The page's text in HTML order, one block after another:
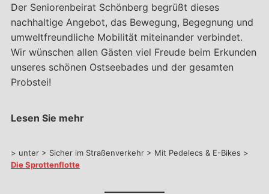
Der Seniorenbeirat Schönberg begrüßt dieses
nachhaltige Angebot, das Bewegung, Begegnung und
umweltfreundliche Mobilität miteinander verbindet.
Wir wünschen allen Gästen viel Freude beim Erkunden
unseres schönen Ostseebades und der gesamten
Probstei!
Lesen Sie mehr
> unter > Sicher im Straßenverkehr > Mit Pedelecs & E-Bikes >
Die Sprottenflotte